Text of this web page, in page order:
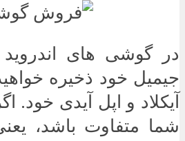
در گوشی های اندروید
جیمیل خود ذخیره
آیکلاد و اپل آیدی
شما متفاوت باشد،